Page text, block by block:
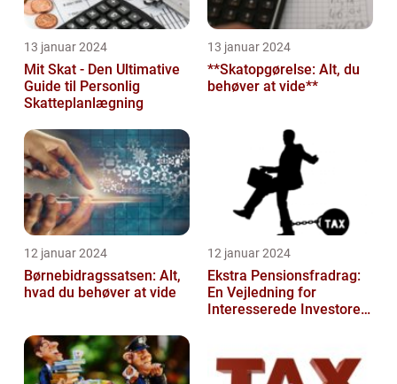
13 januar 2024
Mit Skat - Den Ultimative
Guide til Personlig
Skatteplanlægning
13 januar 2024
**Skatopgørelse: Alt, du
behøver at vide**
12 januar 2024
Børnebidragssatsen: Alt,
hvad du behøver at vide
12 januar 2024
Ekstra Pensionsfradrag:
En Vejledning for
Interesserede Investorer